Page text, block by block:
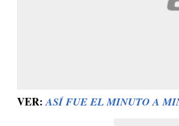
VER:ASÍ FUE EL MINUTO A